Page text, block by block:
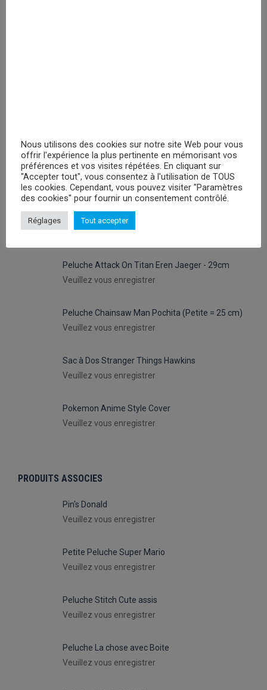
PROMOTIONS
Peluches Hello Kitty Keroppy- 30cm
Veuillez vous enregistrer
Peluche Attack On Titan Levi - 29cm
Veuillez vous enregistrer
Peluche Attack On Titan Eren Jaeger - 29cm
Veuillez vous enregistrer
Peluche Chainsaw Man Pochita (Petite = 25 cm)
Veuillez vous enregistrer
Sac à Dos Stranger Things Hawkins
Veuillez vous enregistrer
Pokemon Anime Style Cover
Veuillez vous enregistrer
PRODUITS ASSOCIES
Pin's Donald
Veuillez vous enregistrer
Petite Peluche Super Mario
Veuillez vous enregistrer
Peluche Stitch Cute assis
Veuillez vous enregistrer
Peluche La chose avec Boite
Veuillez vous enregistrer
Nous utilisons des cookies sur notre site Web pour vous
offrir l'expérience la plus pertinente en mémorisant vos
préférences et vos visites répétées. En cliquant sur
"Accepter tout", vous consentez à l'utilisation de TOUS
les cookies. Cependant, vous pouvez visiter "Paramètres
des cookies" pour fournir un consentement contrôlé.
Réglages Tout accepter